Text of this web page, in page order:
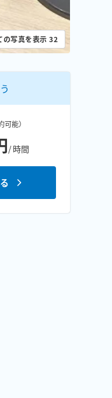
の写真を表示32
可能）
/ 時間